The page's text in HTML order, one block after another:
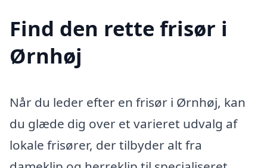
Find den rette frisør i
Ørnhøj
Når du leder efter en frisør i Ørnhøj, kan
du glæde dig over et varieret udvalg af
lokale frisører, der tilbyder alt fra